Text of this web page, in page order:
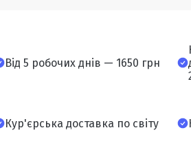
Від 5 робочих днів — 1650 грн
Кур'єрська доставка по світу